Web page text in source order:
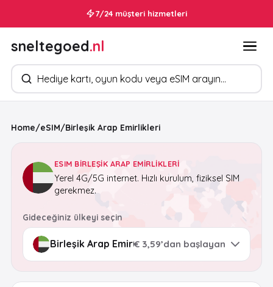
7/24 müşteri hizmetleri
sneltegoed.nl
Ürün arayın
Home/eSIM/Birleşik Arap Emirlikleri
ESIM BIRLEŞIK ARAP EMIRLIKLERI
Yerel 4G/5G internet. Hızlı kurulum, fiziksel SIM
gerekmez.
Gideceğiniz ülkeyi seçin
€ 3,59’dan başlayan